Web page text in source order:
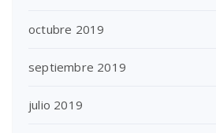
octubre 2019
septiembre 2019
julio 2019